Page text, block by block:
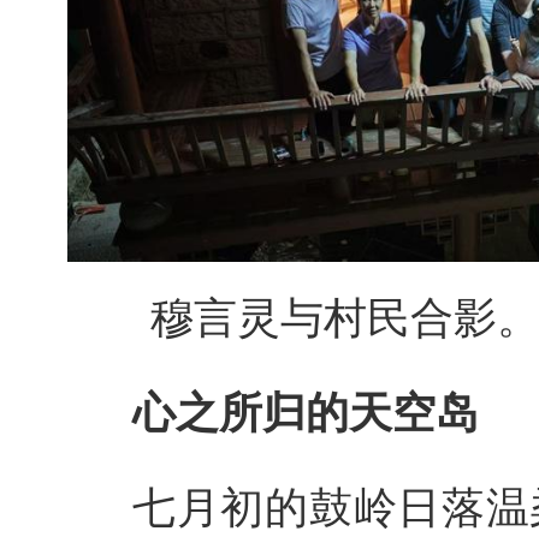
穆言灵与村民合影
心之所归的天空岛
七月初的鼓岭日落